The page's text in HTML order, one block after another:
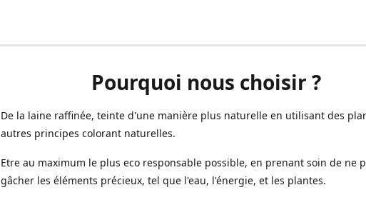
Pourquoi nous choisir ?
De la laine raffinée, teinte d'une manière plus naturelle en utilisant des
autres principes colorant naturelles.
Etre au maximum le plus eco responsable possible, en prenant soin de ne
gâcher les éléments précieux, tel que l'eau, l'énergie, et les plantes.